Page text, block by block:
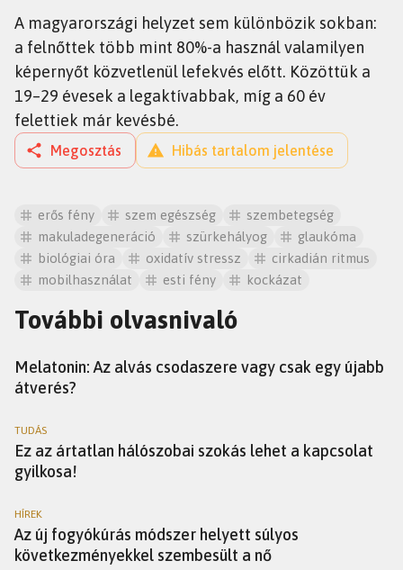
A magyarországi helyzet sem különbözik sokban:
a felnőttek több mint 80%-a használ valamilyen
képernyőt közvetlenül lefekvés előtt. Közöttük a
19–29 évesek a legaktívabbak, míg a 60 év
felettiek már kevésbé.
Megosztás Hibás tartalom jelentése
erős fény szem egészség
szembetegség
makuladegeneráció
szürkehályog
glaukóma
biológiai óra
oxidatív stressz
cirkadián ritmus
mobilhasználat
esti fény kockázat
További olvasnivaló
Melatonin: Az alvás csodaszere vagy csak egy újabb
átverés?
TUDÁS
Ez az ártatlan hálószobai szokás lehet a kapcsolat
gyilkosa!
HÍREK
Az új fogyókúrás módszer helyett súlyos
következményekkel szembesült a nő